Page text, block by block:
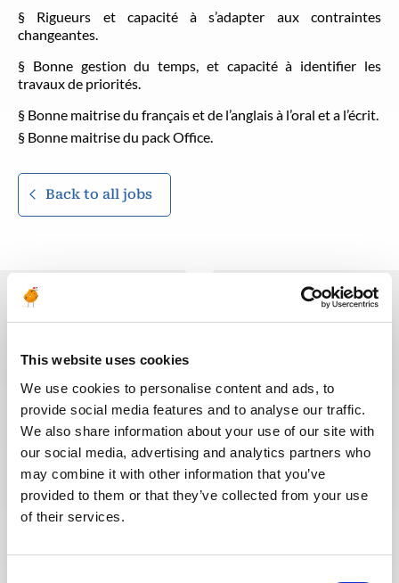
This website uses cookies
We use cookies to personalise content and ads, to
provide social media features and to analyse our traffic.
We also share information about your use of our site with
our social media, advertising and analytics partners who
may combine it with other information that you’ve
provided to them or that they’ve collected from your use
of their services.
§ Rigueurs et capacité à s’adapter aux contraintes
changeantes.
§ Bonne gestion du temps, et capacité à identifier les
travaux de priorités.
§ Bonne maitrise du français et de l’anglais à l’oral et a l’écrit.
§ Bonne maitrise du pack Office.
Back to all jobs
CONSTRUCTION & COMMISSIONING Posted 12 days ago
Mechanical Commissioning
Supervisor